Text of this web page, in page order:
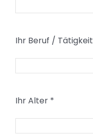
Ihr Beruf / Tätigkeit
Ihr Alter *